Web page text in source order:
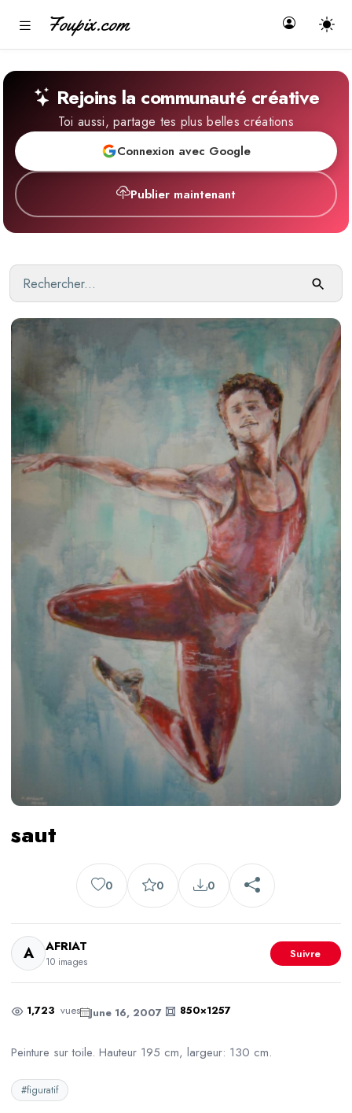
Foupix.com
Rejoins la communauté créative
Toi aussi, partage tes plus belles créations
Connexion avec Google
Publier maintenant
saut
0 0 0
A AFRIAT
10 images
Suivre
1,723 vues June 16, 2007 850×1257
Peinture sur toile. Hauteur 195 cm, largeur: 130 cm.
#figuratif